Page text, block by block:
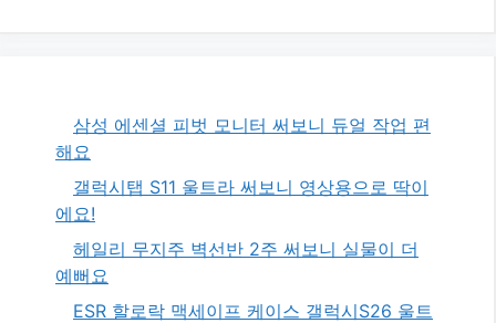
삼성 에센셜 피벗 모니터 써보니 듀얼 작업 편
해요
갤럭시탭 S11 울트라 써보니 영상용으로 딱이
에요!
헤일리 무지주 벽선반 2주 써보니 실물이 더
예뻐요
ESR 할로락 맥세이프 케이스 갤럭시S26 울트